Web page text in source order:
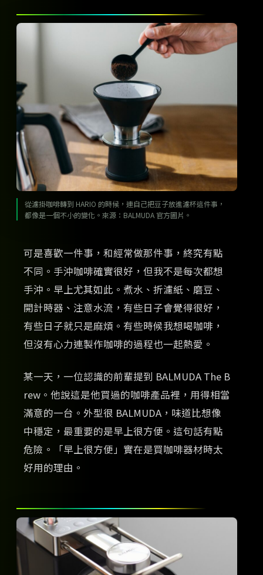
從濾掛咖啡轉到 HARIO 的時候，連自己把豆子放進濾杯這件事，
都像是一個不小的變化。來源：BALMUDA 官方圖片。
可是喜歡一件事，和經常做那件事，終究有點
不同。手沖咖啡確實很好，但我不是每次都想
手沖。早上尤其如此。煮水、折濾紙、磨豆、
開計時器、注意水流，有些日子會覺得很好，
有些日子就只是麻煩。有些時候我想喝咖啡，
但沒有心力連製作咖啡的過程也一起熱愛。
某一天，一位認識的前輩提到 BALMUDA The B
rew。他說這是他買過的咖啡產品裡，用得相當
滿意的一台。外型很 BALMUDA，味道比想像
中穩定，最重要的是早上很方便。這句話有點
危險。「早上很方便」實在是買咖啡器材時太
好用的理由。